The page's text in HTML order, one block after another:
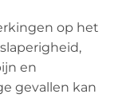
op het
en
gevallen kan